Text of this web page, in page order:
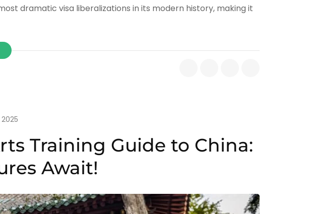
dramatic visa liberalizations in its modern history, making it
Training Guide to China:
Await!